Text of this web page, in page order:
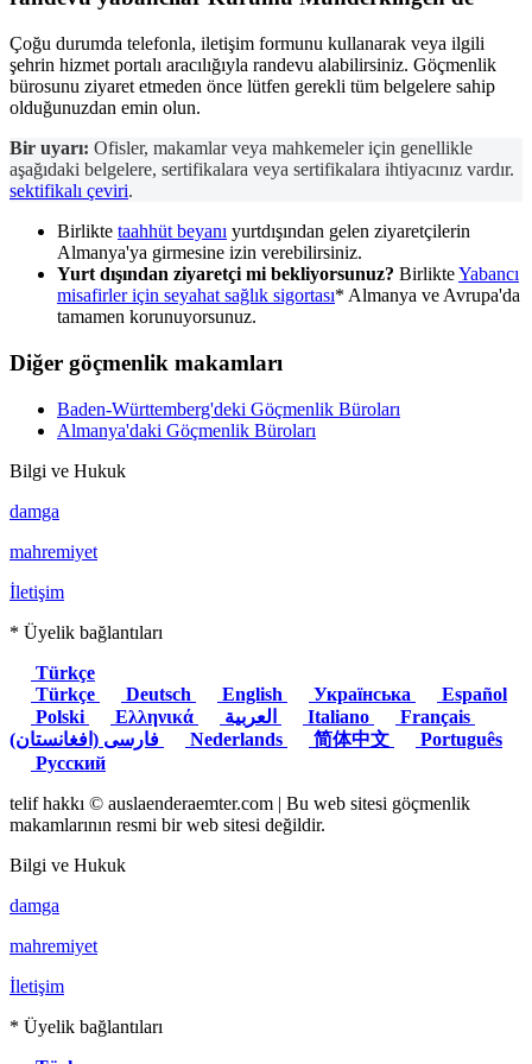
Çoğu durumda telefonla, iletişim formunu kullanarak veya ilgili
şehrin hizmet portalı aracılığıyla randevu alabilirsiniz. Göçmenlik
bürosunu ziyaret etmeden önce lütfen gerekli tüm belgelere sahip
olduğunuzdan emin olun.
Bir uyarı: Ofisler, makamlar veya mahkemeler için genellikle
aşağıdaki belgelere, sertifikalara veya sertifikalara ihtiyacınız vardır.
sektifikalı çeviri.
Birlikte taahhüt beyanı yurtdışından gelen ziyaretçilerin
Almanya'ya girmesine izin verebilirsiniz.
Yurt dışından ziyaretçi mi bekliyorsunuz? BirlikteYabancı
misafirler için seyahat sağlık sigortası* Almanya ve Avrupa'da
tamamen korunuyorsunuz.
Diğer göçmenlik makamları
Baden-Württemberg'deki Göçmenlik Büroları
Almanya'daki Göçmenlik Büroları
Bilgi ve Hukuk
damga
mahremiyet
İletişim
* Üyelik bağlantıları
Türkçe
Türkçe
Deutsch English Українська
Español
Polski
Ελληνικά Italiano
Français
Nederlands 简体中文
Português
Русский
telif hakkı © auslaenderaemter.com | Bu web sitesi göçmenlik
makamlarının resmi bir web sitesi değildir.
Bilgi ve Hukuk
damga
mahremiyet
İletişim
* Üyelik bağlantıları